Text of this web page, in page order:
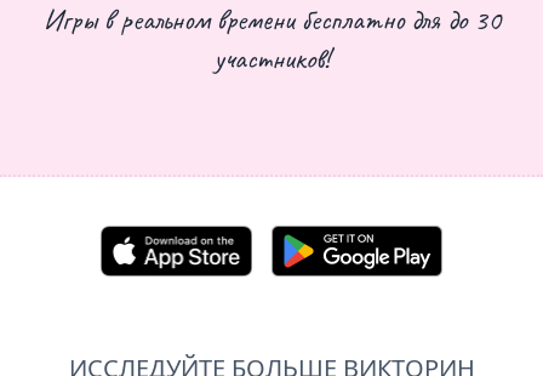
Игры в реальном времени бесплатно для до 30
участников!
ИССЛЕДУЙТЕ БОЛЬШЕ ВИКТОРИН